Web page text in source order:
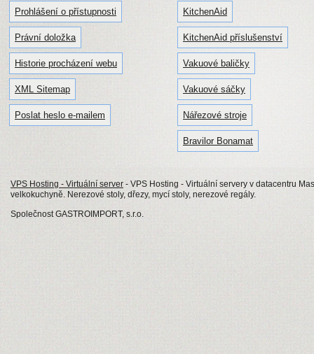
Prohlášení o přístupnosti
Právní doložka
Historie procházení webu
XML Sitemap
Poslat heslo e-mailem
KitchenAid
KitchenAid příslušenství
Vakuové baličky
Vakuové sáčky
Nářezové stroje
Bravilor Bonamat
VPS Hosting - Virtuální server - VPS Hosting - Virtuální servery v datacentru
velkokuchyně. Nerezové stoly, dřezy, mycí stoly, nerezové regály.
Společnost GASTROIMPORT, s.r.o.